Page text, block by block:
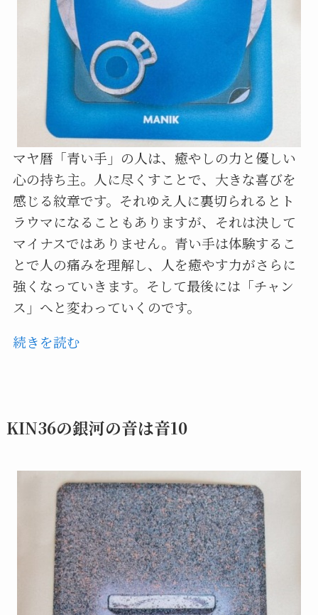
マヤ暦「青い手」の人は、癒やしの力と優しい
心の持ち主。人に尽くすことで、大きな喜びを
感じる紋章です。それゆえ人に裏切られるとト
ラウマになることもありますが、それは決して
マイナスではありません。青い手は体験するこ
とで人の痛みを理解し、人を癒やす力がさらに
強くなっていきます。そして最後には「チャン
ス」へと変わっていくのです。
続きを読む
KIN36の銀河の音は音10